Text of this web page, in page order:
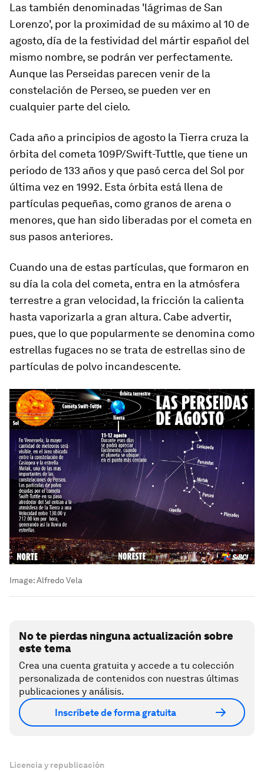
Las también denominadas 'lágrimas de San
Lorenzo', por la proximidad de su máximo al 10 de
agosto, día de la festividad del mártir español del
mismo nombre, se podrán ver perfectamente.
Aunque las Perseidas parecen venir de la
constelación de Perseo, se pueden ver en
cualquier parte del cielo.
Cada año a principios de agosto la Tierra cruza la
órbita del cometa 109P/Swift-Tuttle, que tiene un
periodo de 133 años y que pasó cerca del Sol por
última vez en 1992. Esta órbita está llena de
partículas pequeñas, como granos de arena o
menores, que han sido liberadas por el cometa en
sus pasos anteriores.
Cuando una de estas partículas, que formaron en
su día la cola del cometa, entra en la atmósfera
terrestre a gran velocidad, la fricción la calienta
hasta vaporizarla a gran altura. Cabe advertir,
pues, que lo que popularmente se denomina como
estrellas fugaces no se trata de estrellas sino de
partículas de polvo incandescente.
Image:Alfredo Vela
No te pierdas ninguna actualización sobre
este tema
Crea una cuenta gratuita y accede a tu colección
personalizada de contenidos con nuestras últimas
publicaciones y análisis.
Inscríbete de forma gratuita
Licencia y republicación